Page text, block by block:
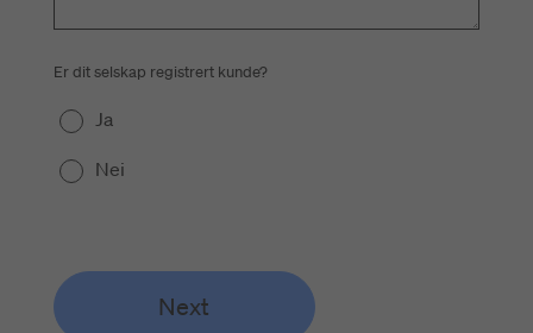
Er dit selskap registrert kunde?
Ja
Nei
Next